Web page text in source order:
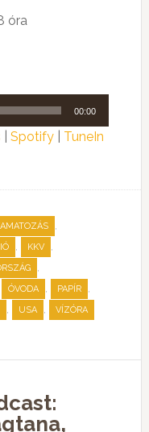
óra
00:00
Spotify| TuneIn
,
, KKV ,
,
ÓVODA , PAPÍR ,
, USA , VÍZÓRA